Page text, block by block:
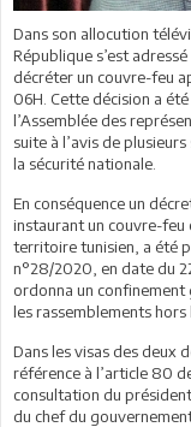
Dans son allocution
République s’est
décréter un couvre-feu
06H. Cette décision a
l’Assemblée des
suite à l’avis de
la sécurité nationale.
En conséquence un
instaurant un couvre-feu
territoire tunisien, a été
n°28/2020, en date du
ordonna un
les rassemblements
Dans les visas des deux
référence à l’article 80
consultation du
du chef du